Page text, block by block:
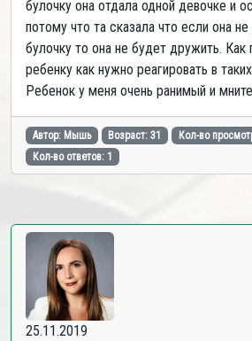
булочку она отдала одной девочке и
потому что та сказала что если она
булочку то она не будет дружить. Как
ребенку как нужно реагировать в
Ребенок у меня очень ранимый и
Автор: Мышь Возраст: 31
Кол-во
Кол-во ответов: 1
25.11.2019